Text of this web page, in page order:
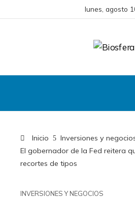
lunes, agosto
Inicio
Inversiones y
El gobernador de la Fed reitera
recortes de tipos
INVERSIONES Y NEGOCIOS